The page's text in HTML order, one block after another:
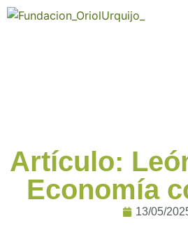
Artículo:
Economía
13/05/